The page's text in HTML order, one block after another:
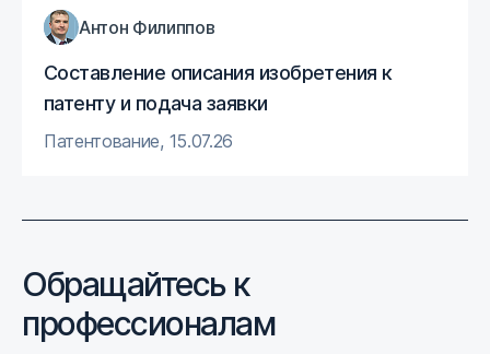
Составление описания изобретения к
патенту и подача заявки
Антон Филиппов
Патентование, 15.07.26
Обращайтесь к
профессионалам